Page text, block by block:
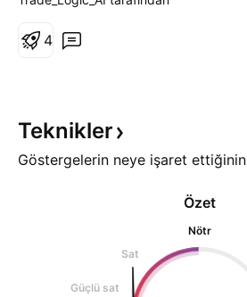
birkaç projeyle entegrasyon
zamanlar. 4 saatlikte
4
Teknikler
Göstergelerin neye işaret ettiğinin
Özet
Nötr
Sat
Güçlü sat